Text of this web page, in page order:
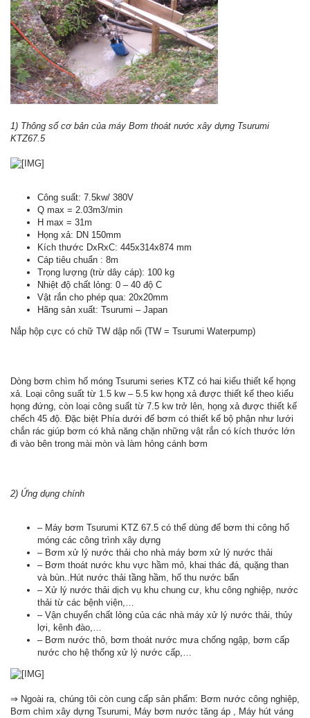
1) Thông số cơ bản của máy Bơm thoát nước xây dựng Tsurumi
KTZ67.5
Công suất: 7.5kw/ 380V
Q max = 2.03m3/min
H max = 31m
Họng xả: DN 150mm
Kích thước DxRxC: 445x314x874 mm
Cáp tiêu chuẩn : 8m
Trọng lượng (trừ dây cáp): 100 kg
Nhiệt độ chất lỏng: 0 – 40 độ C
Vật rắn cho phép qua: 20x20mm
Hãng sản xuất: Tsurumi – Japan
Nắp hộp cực có chữ TW dập nổi (TW = Tsurumi Waterpump)
Dòng bơm chìm hố móng Tsurumi series KTZ có hai kiểu thiết kế họng
xả. Loại công suất từ 1.5 kw – 5.5 kw họng xả được thiết kế theo kiểu
họng đứng, còn loại công suất từ 7.5 kw trở lên, họng xả được thiết kế
chếch 45 độ. Đặc biệt Phía dưới đế bơm có thiết kế bộ phận như lưới
chắn rác giúp bơm có khả năng chặn những vật rắn có kích thước lớn
đi vào bên trong mài mòn và làm hỏng cánh bơm
2) Ứng dụng chính
– Máy bơm Tsurumi KTZ 67.5 có thể dùng để bơm thi công hố
móng các công trình xây dựng
– Bơm xử lý nước thải cho nhà máy bơm xử lý nước thải
– Bơm thoát nước khu vực hầm mỏ, khai thác đá, quặng than
và bùn..Hút nước thải tầng hầm, hố thu nước bẩn
– Xử lý nước thải dịch vụ khu chung cư, khu công nghiệp, nước
thải từ các bệnh viện,…
– Vận chuyển chất lỏng của các nhà máy xử lý nước thải, thủy
lợi, kênh đào,…
– Bơm nước thô, bơm thoát nước mưa chống ngập, bơm cấp
nước cho hệ thống xử lý nước cấp,…
⇒ Ngoài ra, chúng tôi còn cung cấp sản phẩm: Bơm nước công nghiệp,
Bơm chìm xây dựng Tsurumi, Máy bơm nước tăng áp , Máy hút váng